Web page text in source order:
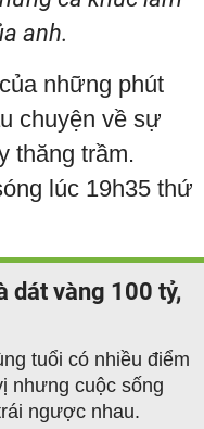
anh.
những phút
chuyện về sự
thăng trầm.
lúc 19h35 thứ
dát vàng 100 tỷ,
tuổi có nhiều điểm
nhưng cuộc sống
ngược nhau.